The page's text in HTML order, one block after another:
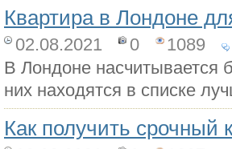
Квартира в Лондоне
02.08.2021 0 1089
В Лондоне насчитывается
них находятся в списке
Как получить срочный